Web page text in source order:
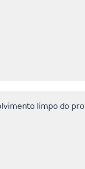
limpo do